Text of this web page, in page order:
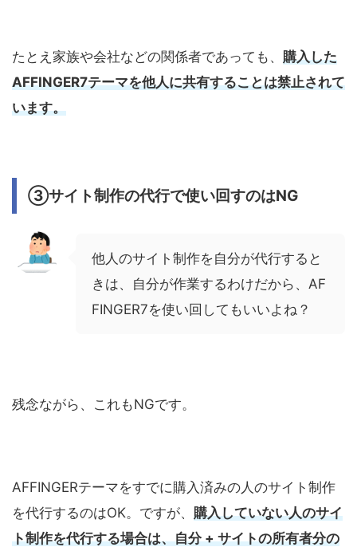
たとえ家族や会社などの関係者であっても、 購入した
AFFINGER7テーマを他人に共有することは禁止されて
います。
③サイト制作の代行で使い回すのはNG
他人のサイト制作を自分が代行すると
きは、自分が作業するわけだから、AF
FINGER7を使い回してもいいよね？
残念ながら、これもNGです。
AFFINGERテーマをすでに購入済みの人のサイト制作
を代行するのはOK。ですが、 購入していない人のサイ
ト制作を代行する場合は、自分 + サイトの所有者分の